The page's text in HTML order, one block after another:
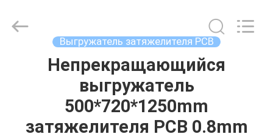
ПРОДУКТЫ
AUTOMATION
LIMITED.
Выгружатель затяжелителя PCB
Непрекращающийся
выгружатель
500*720*1250mm
затяжелителя PCB 0.8mm